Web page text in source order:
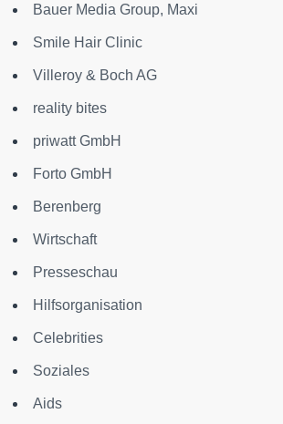
Bauer Media Group, Maxi
Smile Hair Clinic
Villeroy & Boch AG
reality bites
priwatt GmbH
Forto GmbH
Berenberg
Wirtschaft
Presseschau
Hilfsorganisation
Celebrities
Soziales
Aids